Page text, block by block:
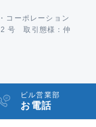
コーポレーション
号 取引態様：仲
ビル営業部
お電話